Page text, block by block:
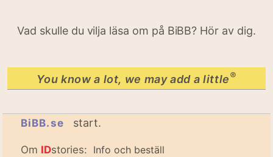
Vad skulle du vilja läsa om på BiBB? Hör av dig.
You know a lot, we may add a little®
BiBB.se start.
Om IDstories: Info och beställ